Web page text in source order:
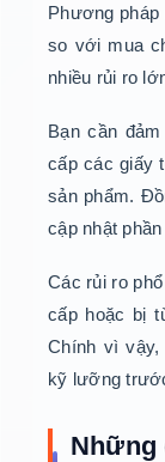
Phương
so với mua
nhiều rủi ro
Bạn cần
cấp các giấy
sản phẩm.
cập nhật
Các rủi ro
cấp hoặc bị
Chính vì
kỹ lưỡng
Những